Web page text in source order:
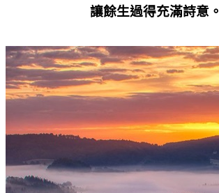
讓餘生過得充滿詩意。